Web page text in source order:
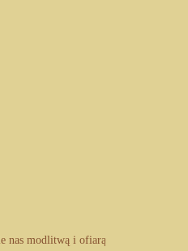
modlitwą i ofiarą materialną;